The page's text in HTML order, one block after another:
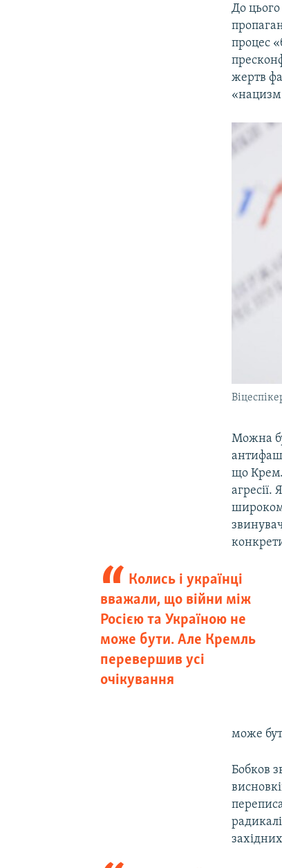
До
процес
жертв
«нацизм
Можна
що
Колись і українці
вважали, що війни між
Росією та Україною не
може бути. Але Кремль
перевершив усі
очікування
може
Бобков